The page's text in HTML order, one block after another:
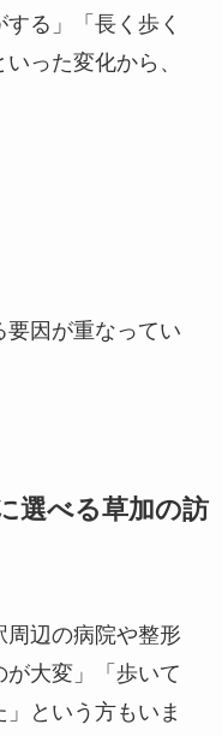
する」「長く歩く
った変化から、
要因が重なってい
選べる草加の訪
辺の病院や整形
大変」「歩いて
という方もいま